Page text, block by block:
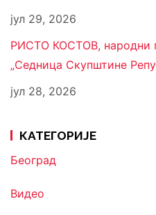
јул 29, 2026
РИСТО КОСТОВ, народни
„Седница Скупштине
јул 28, 2026
КАТЕГОРИЈЕ
Београд
Видео